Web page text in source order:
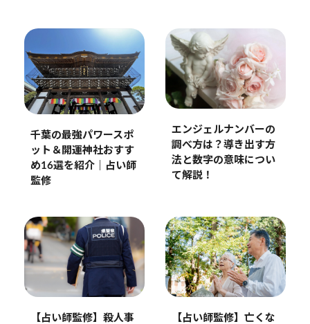
千葉の最強パワースポ
ット＆開運神社おすす
め16選を紹介｜占い師
監修
エンジェルナンバーの
調べ方は？導き出す方
法と数字の意味につい
て解説！
【占い師監修】殺人事
【占い師監修】亡くな